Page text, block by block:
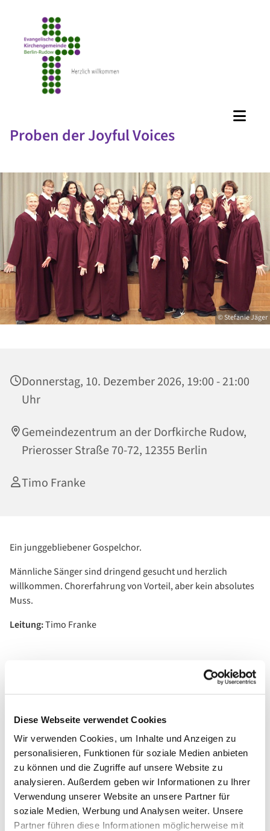
Diese Webseite verwendet Cookies
Wir verwenden Cookies, um Inhalte und Anzeigen zu
personalisieren, Funktionen für soziale Medien anbieten
zu können und die Zugriffe auf unsere Website zu
analysieren. Außerdem geben wir Informationen zu Ihrer
Verwendung unserer Website an unsere Partner für
soziale Medien, Werbung und Analysen weiter. Unsere
Partner führen diese Informationen möglicherweise mit
Proben der Joyful Voices
© Stefanie Jäger
Donnerstag, 10. Dezember 2026, 19:00 - 21:00
Uhr
Gemeindezentrum an der Dorfkirche Rudow,
Prierosser Straße 70-72, 12355 Berlin
Timo Franke
Ein junggebliebener Gospelchor.
Männliche Sänger sind dringend gesucht und herzlich
willkommen. Chorerfahrung von Vorteil, aber kein absolutes
Muss.
Leitung:Timo Franke